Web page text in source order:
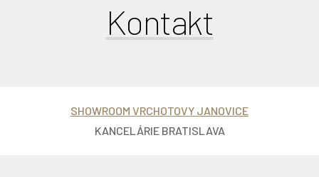
Kontakt
SHOWROOM VRCHOTOVY JANOVICE
KANCELÁRIE BRATISLAVA